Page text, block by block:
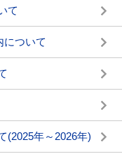
て
について
(2025年～2026年)